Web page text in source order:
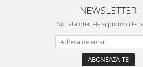
NEWSLETTER
Nu rata ofertele si promotiile